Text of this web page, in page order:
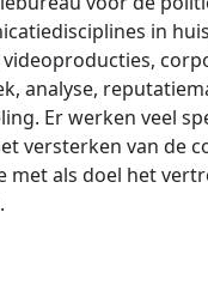
in
analyse,
Er werken veel
versterken van de
met als doel het